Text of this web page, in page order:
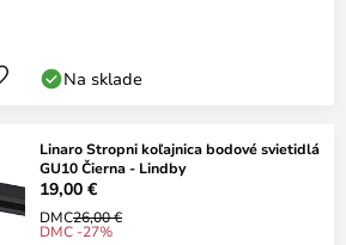
Na sklade
Linaro Stropni koľajnica bodové svietidlá
GU10 Čierna - Lindby
19,00 €
DMC26,00 €
DMC -27%